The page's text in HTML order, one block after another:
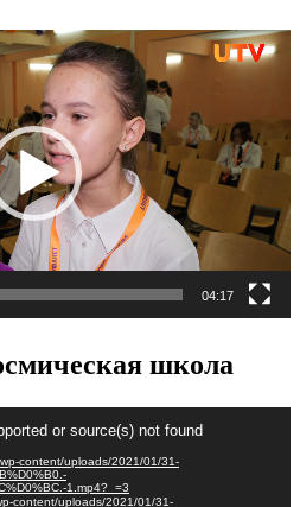
04:17
школа
or source(s) not found
content/uploads/2021/01/31-
1.mp4?_=3
content/uploads/2021/01/31-